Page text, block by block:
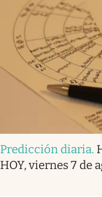
Predicción diaria.
HOY, viernes 7 de